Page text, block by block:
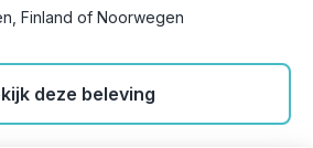
Finland of Noorwegen
deze beleving